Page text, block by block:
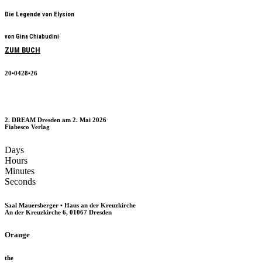
Die Legende von Elysion
von Gina Chiabudini
ZUM BUCH
20•0428•26
2. DREAM Dresden am 2. Mai 2026
Fiabesco Verlag
Days
Hours
Minutes
Seconds
Saal Mauersberger • Haus an der Kreuzkirche
An der Kreuzkirche 6, 01067 Dresden
Orange
the